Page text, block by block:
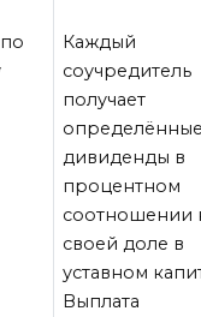
Каждый
соучредитель
получает
дивиденды в
процентном
соотношении
своей доле в
уставном
Выплата